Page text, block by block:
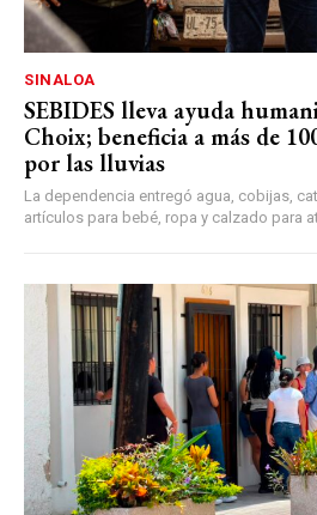
SINALOA
SEBIDES lleva ayuda
Choix; beneficia a más de
por las lluvias
La dependencia entregó agua, cobijas,
artículos para bebé, ropa y calzado para